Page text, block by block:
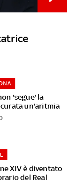
'segue' la
un'aritmia
XIV è diventato
del Real